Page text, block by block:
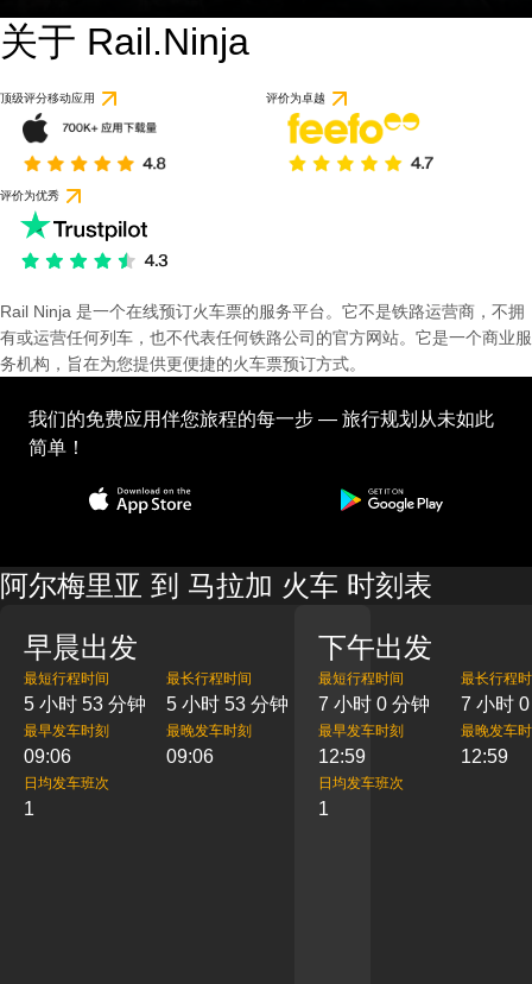
关于 Rail.Ninja
顶级评分移动应用 评价为卓越
评价为优秀
Rail Ninja 是一个在线预订火车票的服务平台。它不是铁路运营商，不拥
有或运营任何列车，也不代表任何铁路公司的官方网站。它是一个商业服
务机构，旨在为您提供更便捷的火车票预订方式。
我们的免费应用伴您旅程的每一步 — 旅行规划从未如此
简单！
阿尔梅里亚 到 马拉加 火车 时刻表
早晨出发
最短行程时间
5 小时 53 分钟
最长行程时间
5 小时 53 分钟
最早发车时刻
09:06
最晚发车时刻
09:06
日均发车班次
1
下午出发
最短行程时间
7 小时 0 分钟
最长行程
7 小时
最早发车时刻
12:59
最晚发车
12:59
日均发车班次
1